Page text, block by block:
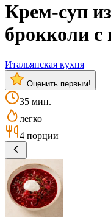
Крем-суп
брокколи с
Итальянская кухня
Оценить первым!
35 мин.
легко
4 порции